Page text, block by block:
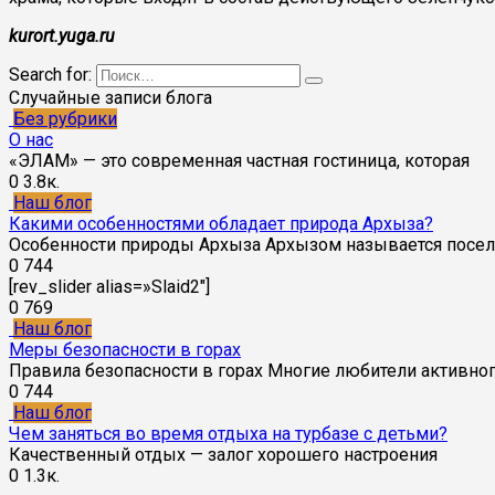
kurort.yuga.ru
Search for:
Случайные записи блога
Без рубрики
О нас
«ЭЛАМ» — это современная частная гостиница, которая
0 3.8к.
Наш блог
Какими особенностями обладает природа Архыза?
Особенности природы Архыза Архызом называется
0 744
[rev_slider alias=»Slaid2″]
0 769
Наш блог
Меры безопасности в горах
Правила безопасности в горах Многие любители
0 744
Наш блог
Чем заняться во время отдыха на турбазе с детьми?
Качественный отдых — залог хорошего настроения
0 1.3к.